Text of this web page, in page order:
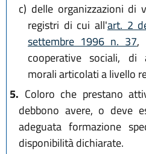
c) delle organizzazioni di
registri di cui all'art. 2
settembre 1996 n. 37,
cooperative sociali, di
morali articolati a livello
5. Coloro che prestano
debbono avere, o deve
adeguata formazione
disponibilità dichiarate.